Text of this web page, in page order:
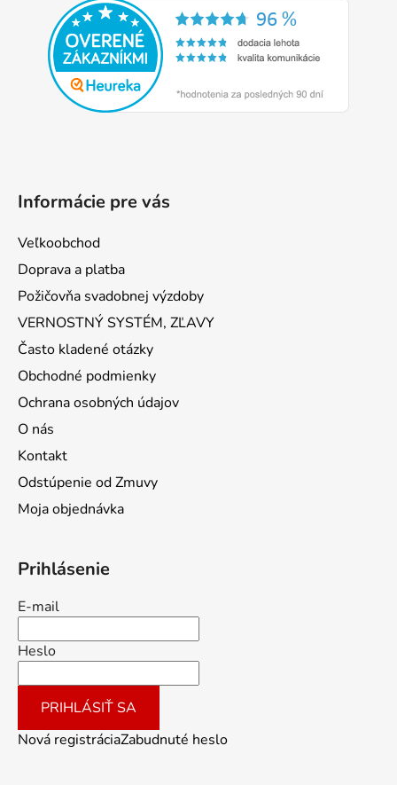
Informácie pre vás
Veľkoobchod
Doprava a platba
Požičovňa svadobnej výzdoby
VERNOSTNÝ SYSTÉM, ZĽAVY
Často kladené otázky
Obchodné podmienky
Ochrana osobných údajov
O nás
Kontakt
Odstúpenie od Zmuvy
Moja objednávka
Prihlásenie
E-mail
Heslo
PRIHLÁSIŤ SA
Nová registráciaZabudnuté heslo